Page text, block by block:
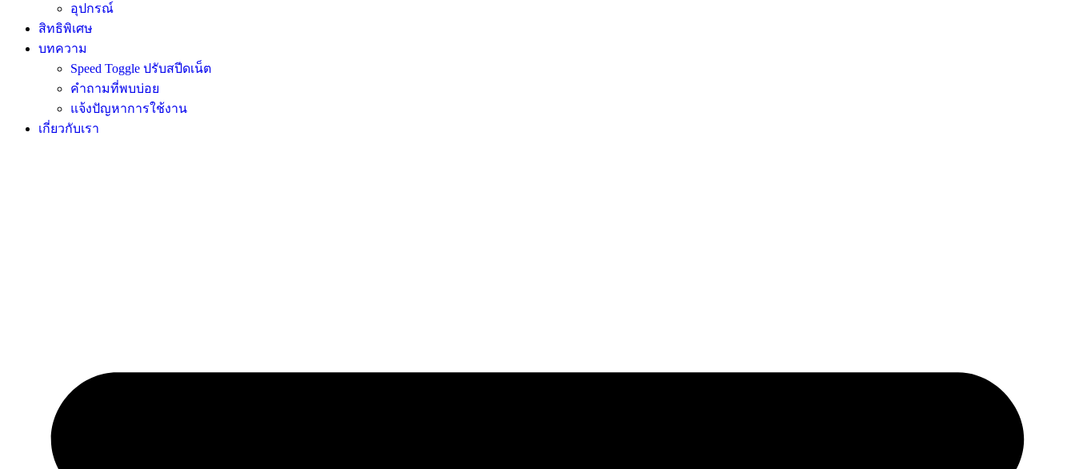
อุปกรณ์
สิทธิพิเศษ
บทความ
Speed Toggle ปรับสปีดเน็ต
คำถามที่พบบ่อย
แจ้งปัญหาการใช้งาน
เกี่ยวกับเรา